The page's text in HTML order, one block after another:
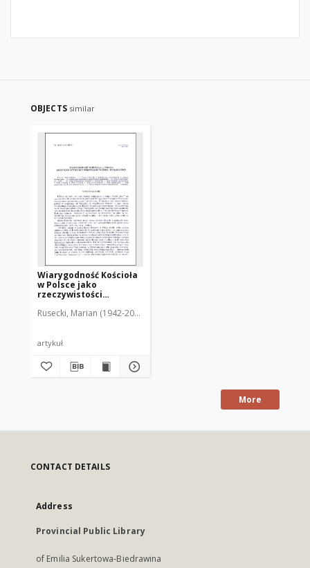
OBJECTS similar
Wiarygodność Kościoła
w Polsce jako
rzeczywistości
dynamicznej
Rusecki, Marian (1942-2012)
artykuł
More
CONTACT DETAILS
Address
Provincial Public Library
of Emilia Sukertowa-Biedrawina